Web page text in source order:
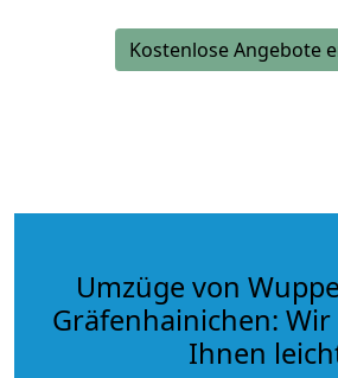
Kostenlose Angebote
Umzüge von
Gräfenhainichen:
Ihnen